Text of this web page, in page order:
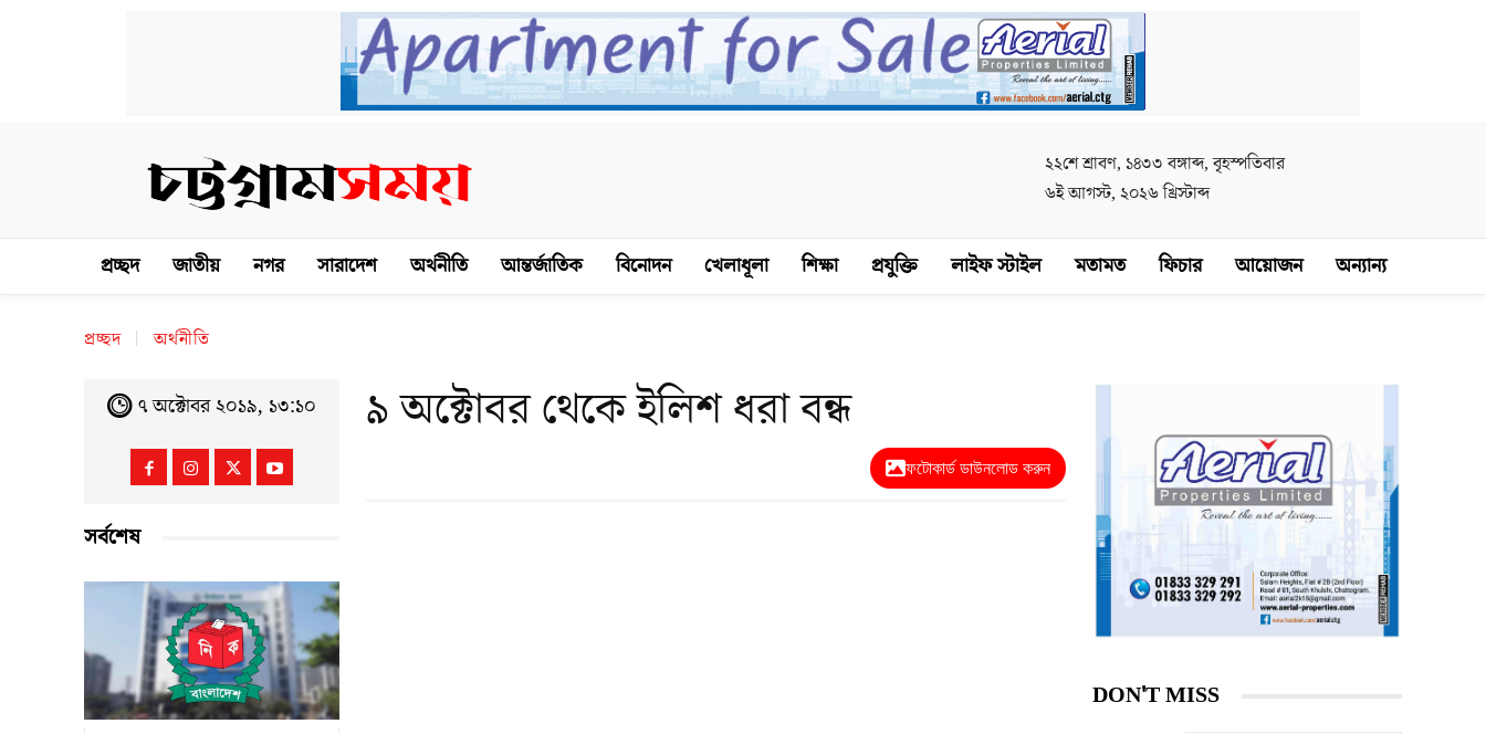
২২শে শ্রাবণ, ১৪৩৩ বঙ্গাব্দ, বৃহস্পতিবার
৬ই আগস্ট, ২০২৬ খ্রিস্টাব্দ
প্রচ্ছদ জাতীয় নগর সারাদেশ অর্থনীতি আন্তর্জাতিক বিনোদন খেলাধূলা শিক্ষা প্রযুক্তি লাইফ স্টাইল মতামত ফিচার আয়োজন অন্যান্য
প্রচ্ছদ অর্থনীতি
৭ অক্টোবর ২০১৯, ১৩:১০
সর্বশেষ
৯ অক্টোবর থেকে ইলিশ ধরা বন্ধ
ফটোকার্ড ডাউনলোড করুন
DON'T MISS